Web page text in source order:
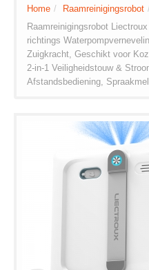
Home / Raamreinigingsrobot /
Raamreinigingsrobot
richtings
Zuigkracht, Geschikt voor
2-in-1 Veiligheidstouw &
Afstandsbediening,